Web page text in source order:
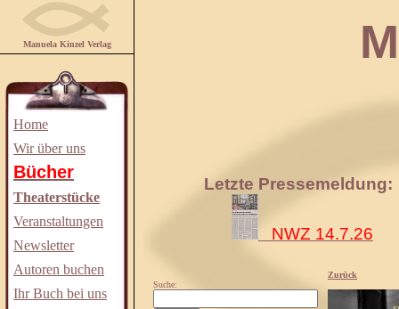
Manuela Kinzel Verlag
Home
Wir über uns
Bücher
Theaterstücke
Veranstaltungen
Newsletter
Autoren buchen
Ihr Buch bei uns
Letzte Pressemeldung:
NWZ 14.7.26
Suche:
Zurück